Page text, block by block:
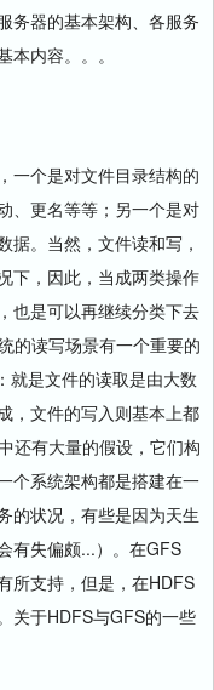
务器的基本架构、各服务
内容。。。
是对文件目录结构的
、更名等等；另一个是对
据。当然，文件读和写，
下，因此，当成两类操作
也是可以再继续分类下去
的读写场景有一个重要的
就是文件的读取是由大数
，文件的写入则基本上都
还有大量的假设，它们构
个系统架构都是搭建在一
的状况，有些是因为天生
有失偏颇...）。在GFS
所支持，但是，在HDFS
关于HDFS与GFS的一些